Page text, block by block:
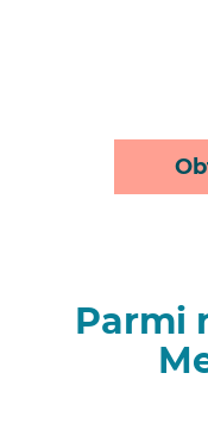
Parmi